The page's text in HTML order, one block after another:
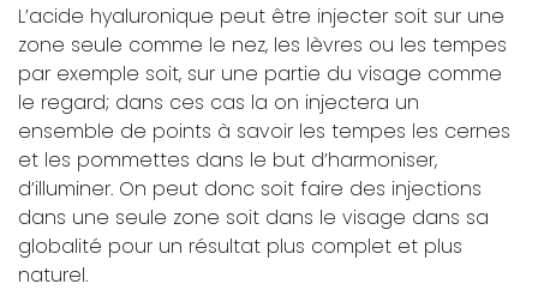
L’acide hyaluronique peut être injecter soit sur une
zone seule comme le nez, les lèvres ou les tempes
par exemple soit, sur une partie du visage comme
le regard; dans ces cas la on injectera un
ensemble de points à savoir les tempes les cernes
et les pommettes dans le but d’harmoniser,
d’illuminer. On peut donc soit faire des injections
dans une seule zone soit dans le visage dans sa
globalité pour un résultat plus complet et plus
naturel.